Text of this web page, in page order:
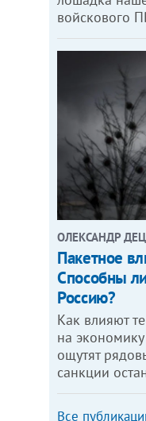
войскового
ОЛЕКСАНДР
Пакетное
Способны
Россию?
Как влияют
на
ощутят
санкции
Все